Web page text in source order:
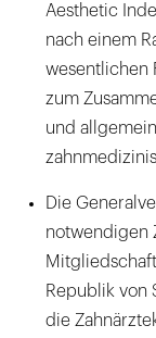
Aesthetic
nach einem
wesentlichen
zum
und
Die
notwendigen
Republik von
die